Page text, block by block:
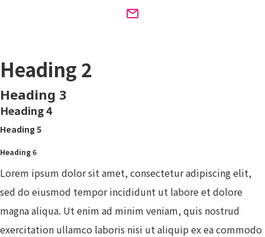
Heading 2
Heading 3
Heading 4
Heading 5
Heading 6
Lorem ipsum dolor sit amet, consectetur adipiscing elit,
sed do eiusmod tempor incididunt ut labore et dolore
magna aliqua. Ut enim ad minim veniam, quis nostrud
exercitation ullamco laboris nisi ut aliquip ex ea commodo